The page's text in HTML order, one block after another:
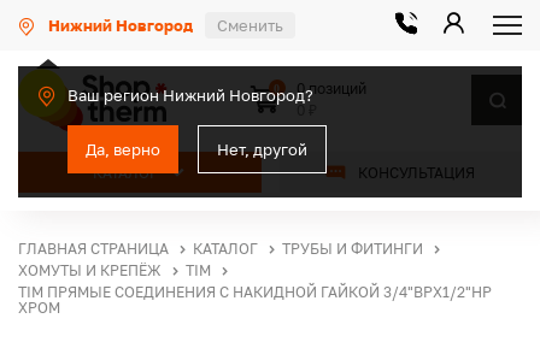
Нижний Новгород Сменить
Ваш регион Нижний Новгород?
Да, верно Нет, другой
КАТАЛОГ КОНСУЛЬТАЦИЯ
0
0 позиций
ГЛАВНАЯ СТРАНИЦА КАТАЛОГ
ТРУБЫ И ФИТИНГИ
ХОМУТЫ И КРЕПЁЖ
TIM
TIM ПРЯМЫЕ СОЕДИНЕНИЯ С НАКИДНОЙ ГАЙКОЙ 3/4"ВРХ1/2"НР
ХРОМ